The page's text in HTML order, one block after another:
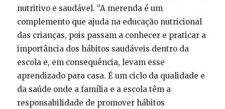
nutritivo e saudável. “A merenda é um
complemento que ajuda na educação nutricional
das crianças, pois passam a conhecer e praticar a
importância dos hábitos saudáveis dentro da
escola e, em consequência, levam esse
aprendizado para casa. É um ciclo da qualidade e
da saúde onde a família e a escola têm a
responsabilidade de promover hábitos